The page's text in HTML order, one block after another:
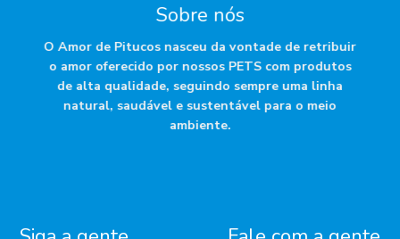
Sobre nós
O Amor de Pitucos nasceu da vontade de retribuir
o amor oferecido por nossos PETS com produtos
de alta qualidade, seguindo sempre uma linha
natural, saudável e sustentável para o meio
ambiente.